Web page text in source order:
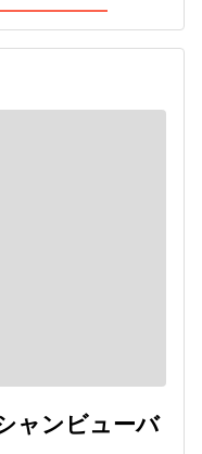
ャンビューバ